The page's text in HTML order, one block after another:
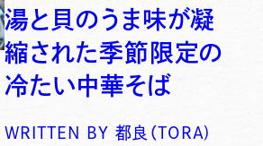
湯と貝のうま味が凝
縮された季節限定の
冷たい中華そば
WRITTEN BY 都良（TORA)